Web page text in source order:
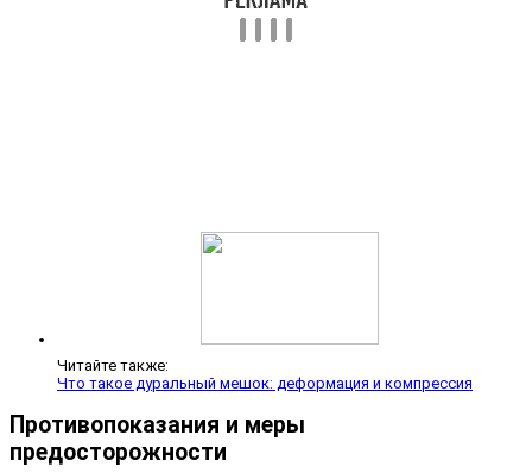
Читайте также:
Что такое дуральный мешок: деформация и компрессия
Противопоказания и меры
предосторожности